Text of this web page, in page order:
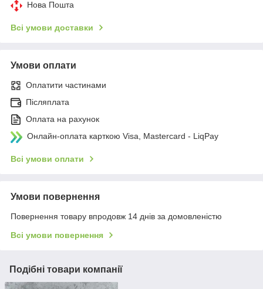
Нова Пошта
Всі умови доставки
Умови оплати
Оплатити частинами
Післяплата
Оплата на рахунок
Онлайн-оплата карткою Visa, Mastercard - LiqPay
Всі умови оплати
Умови повернення
Повернення товару впродовж 14 днів за домовленістю
Всі умови повернення
Подібні товари компанії